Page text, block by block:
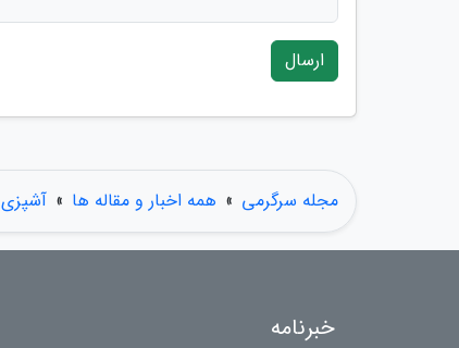
ارسال
مجله سرگرمی » همه اخبار و مقاله ها » آشپزی
خبرنامه